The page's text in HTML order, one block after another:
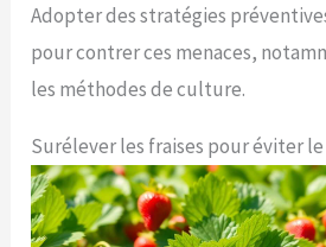
Adopter des stratégies
pour contrer ces menaces,
les méthodes de culture.
Surélever les fraises pour éviter